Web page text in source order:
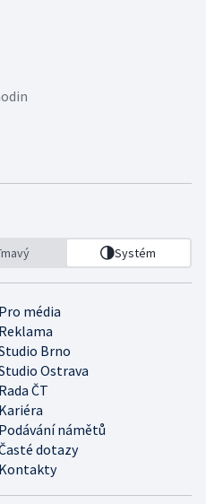
Systém
Pro média
Reklama
Brno
Ostrava
Rada ČT
Kariéra
Podávání námětů
dotazy
Kontakty